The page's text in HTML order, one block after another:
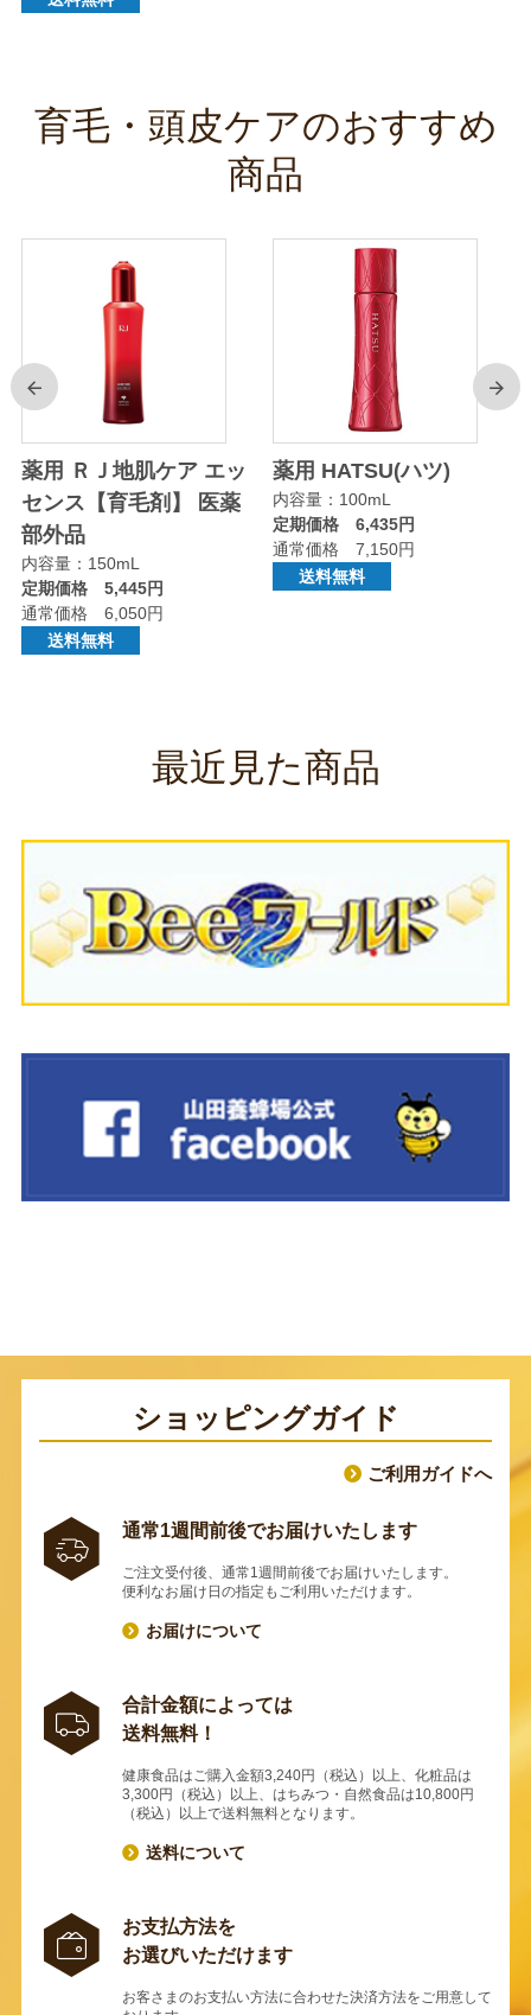
育毛・頭皮ケアのおすすめ
商品
前
薬用 ＲＪ地肌ケア エッ
センス【育毛剤】 医薬
部外品
内容量：150mL
定期価格 5,445円
通常価格 6,050円
送料無料
薬用 HATSU(ハツ)
内容量：100mL
定期価格 6,435円
通常価格 7,150円
送料無料
次
最近見た商品
ショッピングガイド
ご利用ガイドへ
通常1週間前後でお届けいたします
ご注文受付後、通常1週間前後でお届けいたします。
便利なお届け日の指定もご利用いただけます。
お届けについて
合計金額によっては
送料無料！
健康食品はご購入金額3,240円（税込）以上、化粧品は
3,300円（税込）以上、はちみつ・自然食品は10,800円
（税込）以上で送料無料となります。
送料について
お支払方法を
お選びいただけます
お客さまのお支払い方法に合わせた決済方法をご用意して